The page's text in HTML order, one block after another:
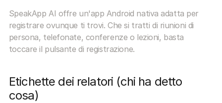
SpeakApp AI offre un'app Android nativa adatta per
registrare ovunque ti trovi. Che si tratti di riunioni di
persona, telefonate, conferenze o lezioni, basta
toccare il pulsante di registrazione.
Etichette dei relatori (chi ha detto
cosa)